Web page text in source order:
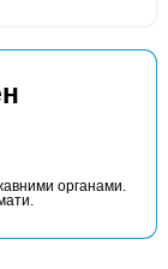
органами.